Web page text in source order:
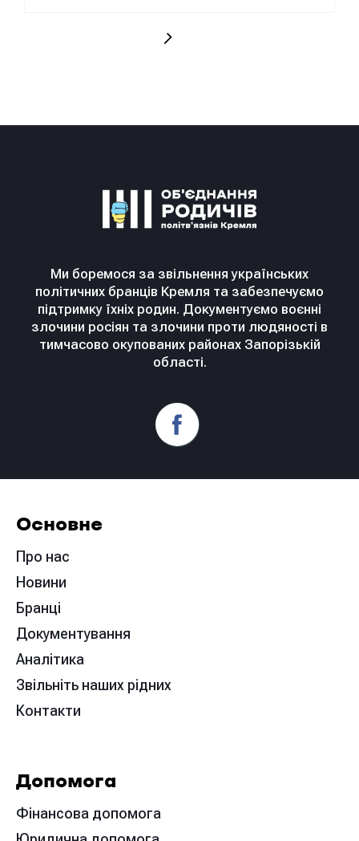
Ми боремося за звільнення українських
політичних бранців Кремля та забезпечуємо
підтримку їхніх родин. Документуємо воєнні
злочини росіян та злочини проти людяності в
тимчасово окупованих районах Запорізькій
області.
Основне
Про нас
Новини
Бранці
Документування
Аналітика
Звільніть наших рідних
Контакти
Допомога
Фінансова допомога